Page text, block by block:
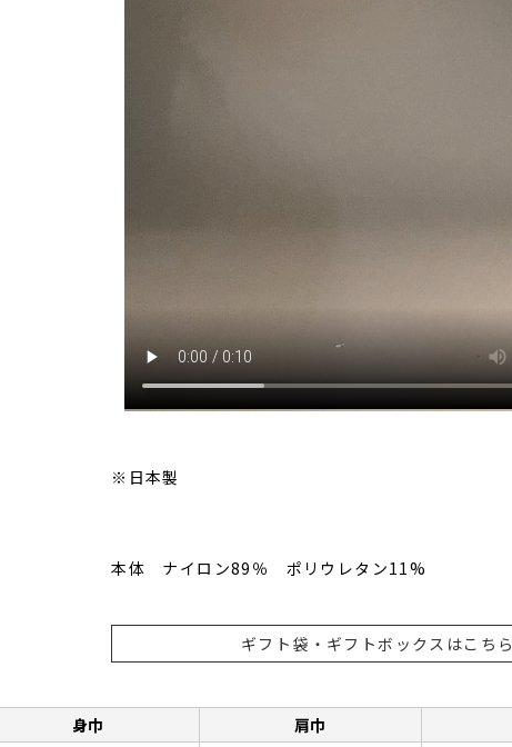
※日本製
本体 ナイロン89％ ポリウレタン11%
ギフト袋・ギフトボックスはこちら
身巾 肩巾